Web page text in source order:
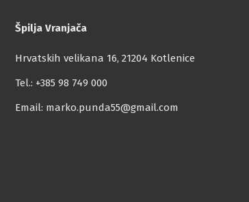
Špilja Vranjača
Hrvatskih velikana 16, 21204 Kotlenice
Tel.: +385 98 749 000
Email: marko.punda55@gmail.com